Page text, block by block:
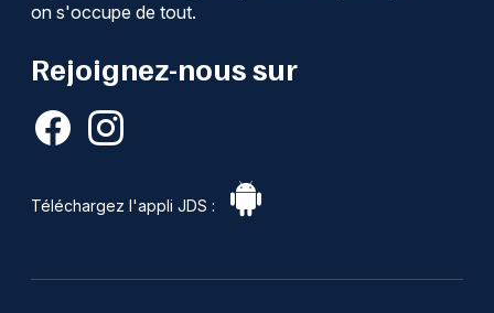
on s'occupe de tout.
Rejoignez-nous sur
Téléchargez l'appli JDS :